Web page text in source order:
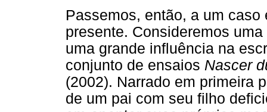
Passemos, então, a um
presente. Consideremos
uma grande influência na
conjunto de ensaios Nascer
(2002). Narrado em primeira
de um pai com seu filho